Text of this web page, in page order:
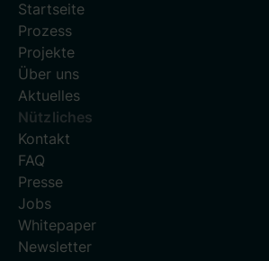
Startseite
Prozess
Projekte
Über uns
Aktuelles
Nützliches
Kontakt
FAQ
Presse
Jobs
Whitepaper
Newsletter